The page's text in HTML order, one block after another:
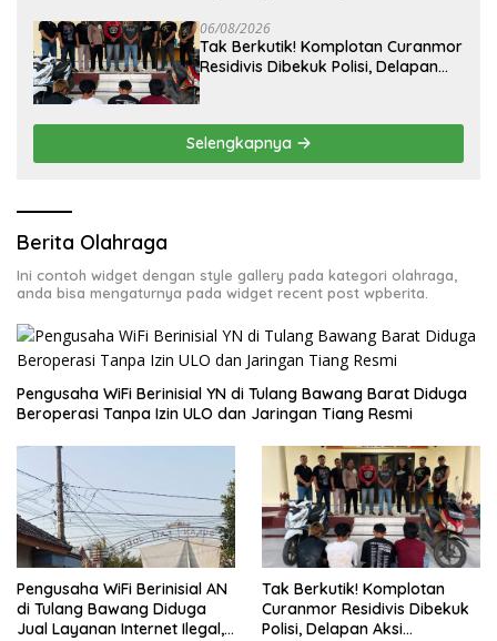
06/08/2026
Tak Berkutik! Komplotan Curanmor
Residivis Dibekuk Polisi, Delapan
Selengkapnya
Berita Olahraga
Ini contoh widget dengan style gallery pada kategori olahraga,
anda bisa mengaturnya pada widget recent post wpberita.
Pengusaha WiFi Berinisial YN di Tulang Bawang Barat Diduga
Beroperasi Tanpa Izin ULO dan Jaringan Tiang Resmi
Pengusaha WiFi Berinisial AN
di Tulang Bawang Diduga
Jual Layanan Internet Ilegal,
Tak Berkutik! Komplotan
Curanmor Residivis Dibekuk
Polisi, Delapan Aksi